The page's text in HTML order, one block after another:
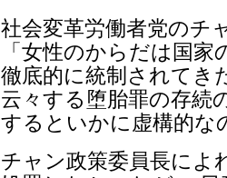
社会変革労働者党のチ
「女性のからだは国
徹底的に統制されてき
云々する堕胎罪の存続
するといかに虚構的な
チャン政策委員長によ